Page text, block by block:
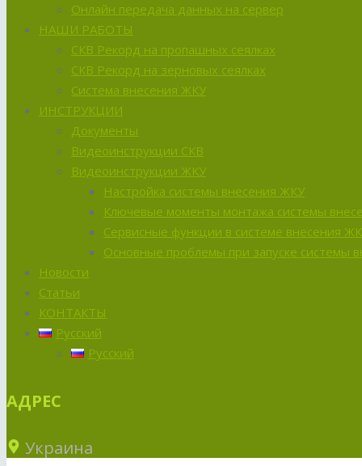
Онлайн передача данных на сервер
НАШИ РАБОТЫ
СКВ Рекорд на пропашных сеялках
СКВ Рекорд на зерновых сеялках
Система внесения ЖКУ
ИНСТРУКЦИИ
Документы
Видеоинструкции СКВ
Видеоинструкции ЖКУ
Настройка системы внесения ЖКУ
Ключевые моменты монтажа системы
Сервисные функции в системе внесения
Основные проблемы при запуске системы
Новости
Статьи
КОНТАКТЫ
Русский
Русский
АДРЕС
Украина